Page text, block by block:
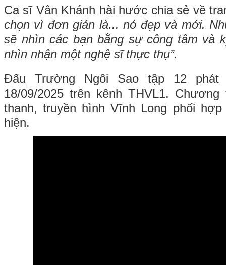
Ca sĩ Vân Khánh hài hước chia sẻ về
chọn vì đơn giản là... nó đẹp và mới.
sẽ nhìn các bạn bằng sự công tâm và
nhìn nhận một nghệ sĩ thực thụ”.
Đấu Trường Ngôi Sao tập 12 phát
18/09/2025 trên kênh THVL1.
thanh, truyền hình Vĩnh Long phối
hiện.